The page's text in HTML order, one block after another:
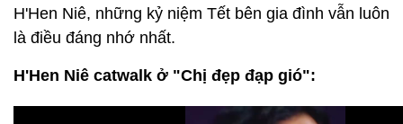
H'Hen Niê, những kỷ niệm Tết bên gia đình vẫn luôn
là điều đáng nhớ nhất.
H'Hen Niê catwalk ở "Chị đẹp đạp gió":